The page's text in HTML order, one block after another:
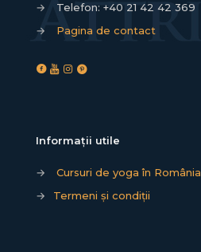
→
Telefon: +40 21 42 42 369
→
Pagina de contact
Informații utile
→
Cursuri de yoga în România
→
Termeni și condiții